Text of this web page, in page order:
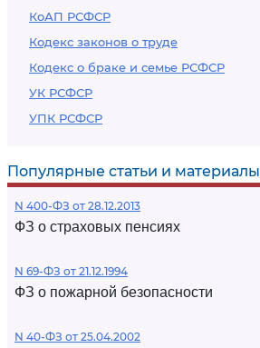
КоАП РСФСР
Кодекс законов о труде
Кодекс о браке и семье РСФСР
УК РСФСР
УПК РСФСР
Популярные статьи и материалы
N 400-ФЗ от 28.12.2013
ФЗ о страховых пенсиях
N 69-ФЗ от 21.12.1994
ФЗ о пожарной безопасности
N 40-ФЗ от 25.04.2002